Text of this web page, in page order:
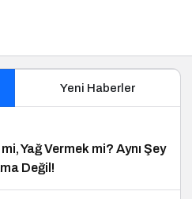
Yeni Haberler
Yağ Vermek mi? Aynı Şey
Değil!